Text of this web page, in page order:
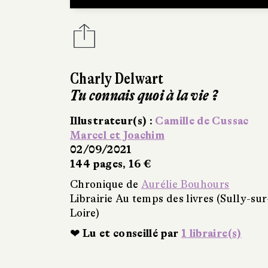
Charly Delwart
Tu connais quoi à la vie ?
Illustrateur(s) : Camille de Cussac
Marcel et Joachim
02/09/2021
144 pages, 16 €
Chronique de Aurélie Bouhours
Librairie Au temps des livres (Sully-
Loire)
❤ Lu et conseillé par 1 libraire(s)